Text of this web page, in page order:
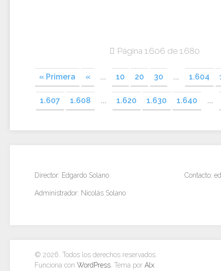
Página 1.606 de 1.680
« Primera « ... 10 20 30 ... 1.604
1.607 1.608 ... 1.620 1.630 1.640 ...
Director: Edgardo Solano
Administrador: Nicolás Solano
Contacto:
© 2026. Todos los derechos reservados.
Funciona con WordPress . Tema por Alx